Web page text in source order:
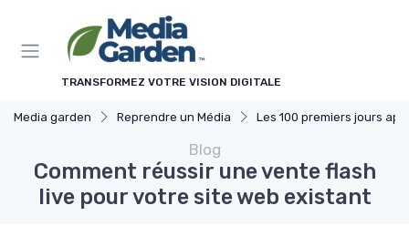
TRANSFORMEZ VOTRE VISION DIGITALE
Media garden Reprendre un Média Les 100 premiers jours après la reprise
Blog
Comment réussir une vente flash
live pour votre site web existant